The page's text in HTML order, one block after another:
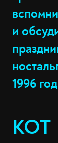
и
1996
КОТ